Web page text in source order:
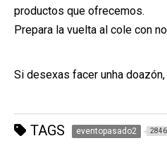
productos que ofrecemos.
Prepara la vuelta al cole con
Si desexas facer unha
TAGS eventopasado2 2846